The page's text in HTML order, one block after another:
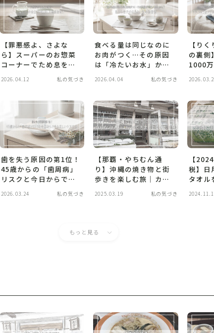
【罪悪感よ、さよな
ら】スーパーのお惣菜
コーナーでため息をつ
奇跡の1杯
2026.04.12 私の気づき
食べる量は同じなのに
お肉がつく…その原因
は「冷たいお水」か
ない飲み物習慣
2026.04.04 私の気づき
【り
の裏側
1000
た名古
熱
歯を失う原因の第1位！
45歳からの「歯周病」
リスクと今日からでき
る正しいケア方法
2026.03.24 私の気づき
【那覇・やちむん通
り】沖縄の焼き物と街
歩きを楽しむ旅｜カフ
ェ＆ショップ巡りで“や
ちむんの魅力”を満喫！
2025.03.19 私の気づき
【
税】日
タオル
ト！
したリ
もっと見る